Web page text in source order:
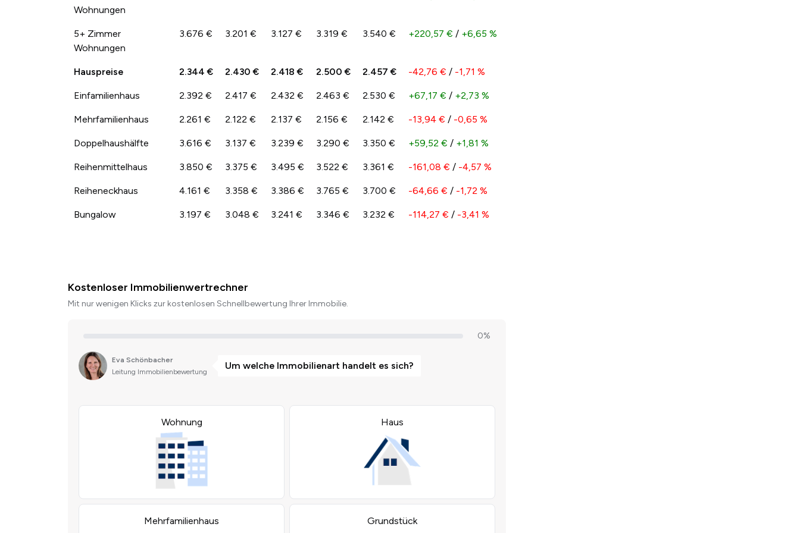
Wohnungen
5+ Zimmer
Wohnungen
3.676 € 3.201 € 3.127 € 3.319 € 3.540 € +220,57 € / +6,65 %
Hauspreise 2.344 € 2.430 € 2.418 € 2.500 € 2.457 € -42,76 € / -1,71 %
Einfamilienhaus 2.392 € 2.417 € 2.432 € 2.463 € 2.530 € +67,17 € / +2,73 %
Mehrfamilienhaus 2.261 € 2.122 € 2.137 € 2.156 € 2.142 € -13,94 € / -0,65 %
Doppelhaushälfte 3.616 € 3.137 € 3.239 € 3.290 € 3.350 € +59,52 € / +1,81 %
Reihenmittelhaus 3.850 € 3.375 € 3.495 € 3.522 € 3.361 € -161,08 € / -4,57 %
Reiheneckhaus 4.161 € 3.358 € 3.386 € 3.765 € 3.700 € -64,66 € / -1,72 %
Bungalow 3.197 € 3.048 € 3.241 € 3.346 € 3.232 € -114,27 € / -3,41 %
Kostenloser Immobilienwertrechner
Mit nur wenigen Klicks zur kostenlosen Schnellbewertung Ihrer Immobilie.